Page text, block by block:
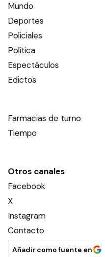
Mundo
Deportes
Policiales
Política
Espectáculos
Edictos
Farmacias de turno
Tiempo
Otros canales
Facebook
X
Instagram
Contacto
Añadir como fuente en